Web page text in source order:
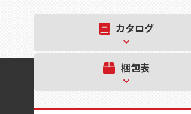
カタログ
梱包表